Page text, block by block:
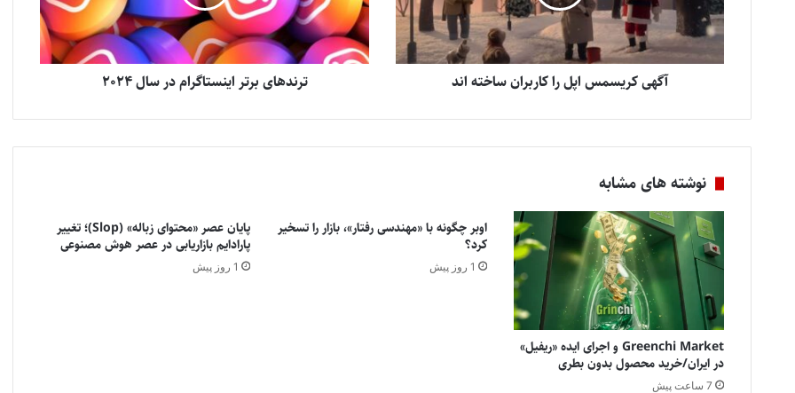
آگهی کریسمس اپل را کاربران ساخته اند ترند‌های برتر اینستاگرام در سال 2024
نوشته های مشابه
Greenchi Market و اجرای ایده «ریفیل»
در ایران/خرید محصول بدون بطری
7 ساعت پیش
اوبر چگونه با «مهندسی رفتار»، بازار را تسخیر
کرد؟
1 روز پیش
پایان عصر «محتوای زباله» (Slop)؛ تغییر
پارادایم بازاریابی در عصر هوش مصنوعی
1 روز پیش